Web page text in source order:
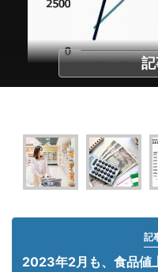
記
2023年2月も、食品値